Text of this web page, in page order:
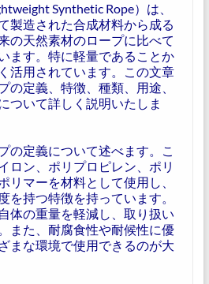
Synthetic Rope）は、
製造された合成材料から成る
の天然素材のロープに比べて
ます。特に軽量であることか
活用されています。この文章
の定義、特徴、種類、用途、
ついて詳しく説明いたしま
の定義について述べます。こ
ロン、ポリプロピレン、ポリ
リマーを材料として使用し、
を持つ特徴を持っています。
体の重量を軽減し、取り扱い
また、耐腐食性や耐候性に優
まな環境で使用できるのが大